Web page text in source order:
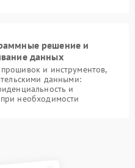
решение и
данных
и инструментов,
данными:
и
необходимости